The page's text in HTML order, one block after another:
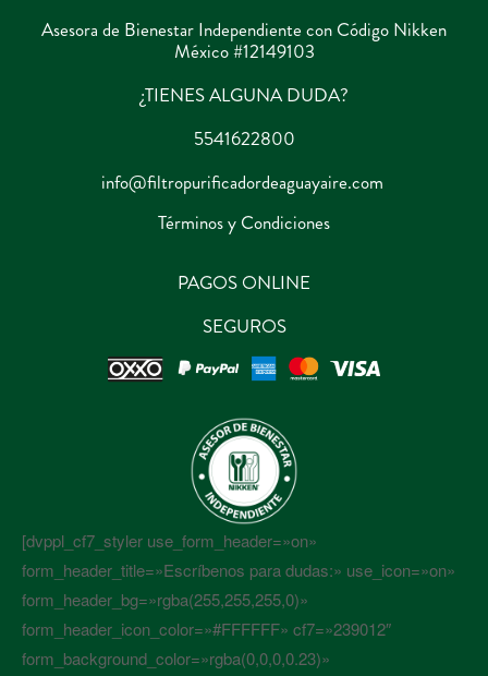
Asesora de Bienestar Independiente con Código Nikken
México #12149103
¿TIENES ALGUNA DUDA?
5541622800
info@filtropurificadordeaguayaire.com
Términos y Condiciones
PAGOS ONLINE
SEGUROS
[dvppl_cf7_styler use_form_header=»on»
form_header_title=»Escríbenos para dudas:» use_icon=»on»
form_header_bg=»rgba(255,255,255,0)»
form_header_icon_color=»#FFFFFF» cf7=»239012″
form_background_color=»rgba(0,0,0,0.23)»